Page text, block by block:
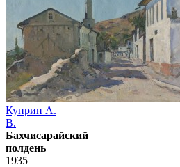
Куприн А.
В.
Бахчисарайский
полдень
1935